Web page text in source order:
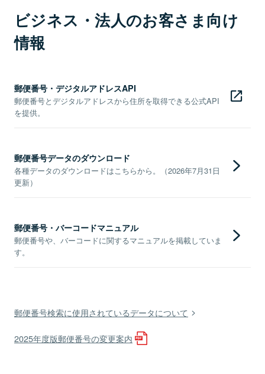
ビジネス・法人のお客さま向け
情報
郵便番号・デジタルアドレスAPI
郵便番号とデジタルアドレスから住所を取得できる公式API
を提供。
郵便番号データのダウンロード
各種データのダウンロードはこちらから。（2026年7月31日
更新）
郵便番号・バーコードマニュアル
郵便番号や、バーコードに関するマニュアルを掲載していま
す。
郵便番号検索に使用されているデータについて
2025年度版郵便番号の変更案内